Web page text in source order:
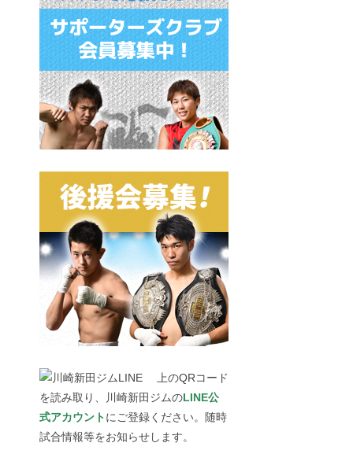
上のQRコード
を読み取り、川崎新田ジムのLINE公
式アカウントにご登録ください。随時
試合情報等をお知らせします。